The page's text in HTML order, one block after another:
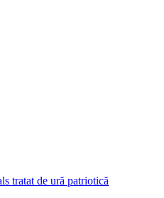
tratat de ură patriotică